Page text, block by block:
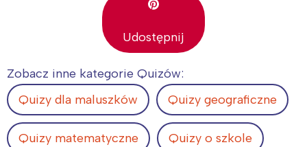
Udostępnij
Zobacz inne kategorie Quizów:
Quizy dla maluszków
Quizy geograficzne
Quizy matematyczne Quizy o szkole